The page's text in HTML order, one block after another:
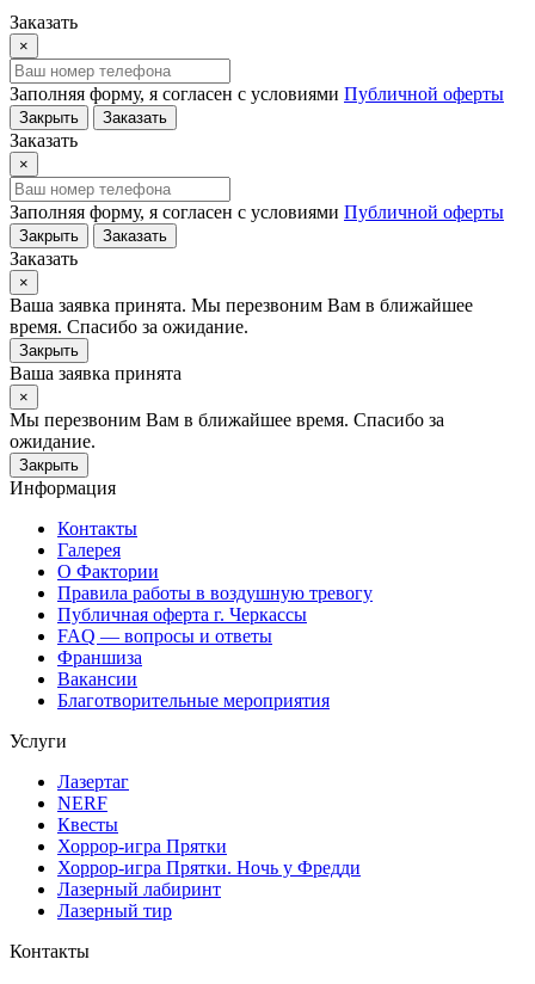
Заказать
×
Заполняя форму, я согласен с условиями Публичной оферты
Закрыть Заказать
Заказать
×
Заполняя форму, я согласен с условиями Публичной оферты
Закрыть Заказать
Заказать
×
Ваша заявка принята. Мы перезвоним Вам в ближайшее
время. Спасибо за ожидание.
Закрыть
Ваша заявка принята
×
Мы перезвоним Вам в ближайшее время. Спасибо за
ожидание.
Закрыть
Информация
Контакты
Галерея
О Фактории
Правила работы в воздушную тревогу
Публичная оферта г. Черкассы
FAQ — вопросы и ответы
Франшиза
Вакансии
Благотворительные мероприятия
Услуги
Лазертаг
NERF
Квесты
Хоррор-игра Прятки
Хоррор-игра Прятки. Ночь у Фредди
Лазерный лабиринт
Лазерный тир
Контакты